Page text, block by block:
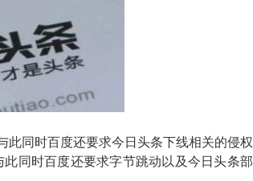
此同时百度还要求今日头条下线相关的侵权
同时百度还要求字节跳动以及今日头条部